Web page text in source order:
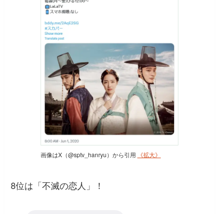
画像はX（@sptv_hanryu）から引用 《拡大》
8位は「不滅の恋人」！